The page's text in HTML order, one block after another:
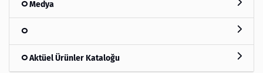
Medya
Aktüel Ürünler Kataloğu